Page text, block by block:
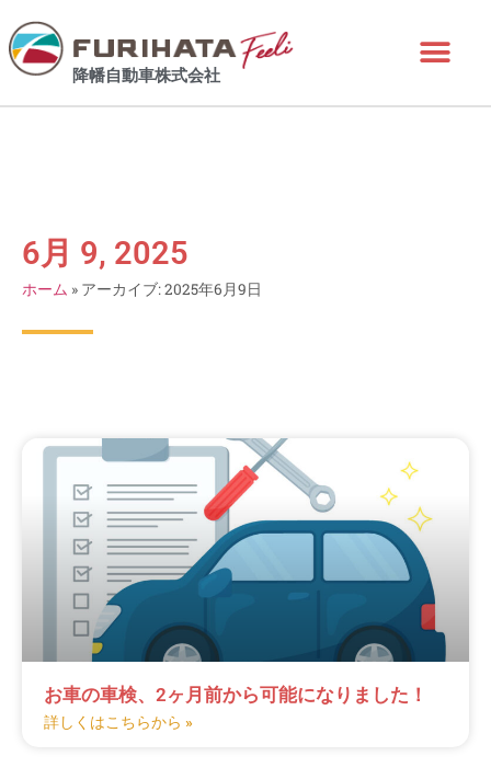
降幡自動車株式会社
6月 9, 2025
ホーム » アーカイブ: 2025年6月9日
お車の車検、2ヶ月前から可能になりました！
詳しくはこちらから »